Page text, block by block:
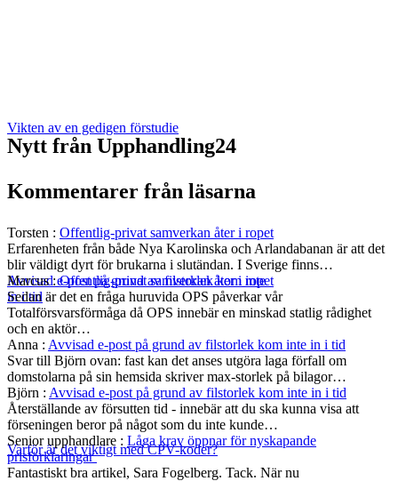
Vikten av en gedigen förstudie
Avvisad e-post på grund av filstorlek kom inte
in i tid
Varför är det viktigt med CPV-koder?
Nytt från Upphandling24
Kommentarer från läsarna
Torsten : Offentlig-privat samverkan åter i ropet
Erfarenheten från både Nya Karolinska och Arlandabanan är att det
blir väldigt dyrt för brukarna i slutändan. I Sverige finns…
Marcus:Offentlig-privat samverkan åter i ropet
Sedan är det en fråga huruvida OPS påverkar vår
Totalförsvarsförmåga då OPS innebär en minskad statlig rådighet
och en aktör…
Anna : Avvisad e-post på grund av filstorlek kom inte in i tid
Svar till Björn ovan: fast kan det anses utgöra laga förfall om
domstolarna på sin hemsida skriver max-storlek på bilagor…
Björn : Avvisad e-post på grund av filstorlek kom inte in i tid
Återställande av försutten tid - innebär att du ska kunna visa att
förseningen beror på något som du inte kunde…
Senior upphandlare : Låga krav öppnar för nyskapande
prisförklaringar
Fantastiskt bra artikel, Sara Fogelberg. Tack. När nu